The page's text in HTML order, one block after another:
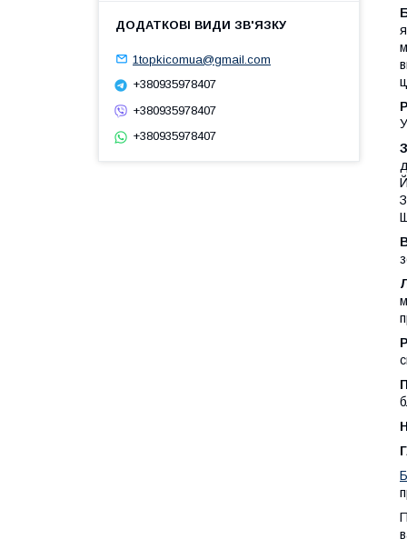
1topkicomua@gmail.com
+380935978407
+380935978407
+380935978407